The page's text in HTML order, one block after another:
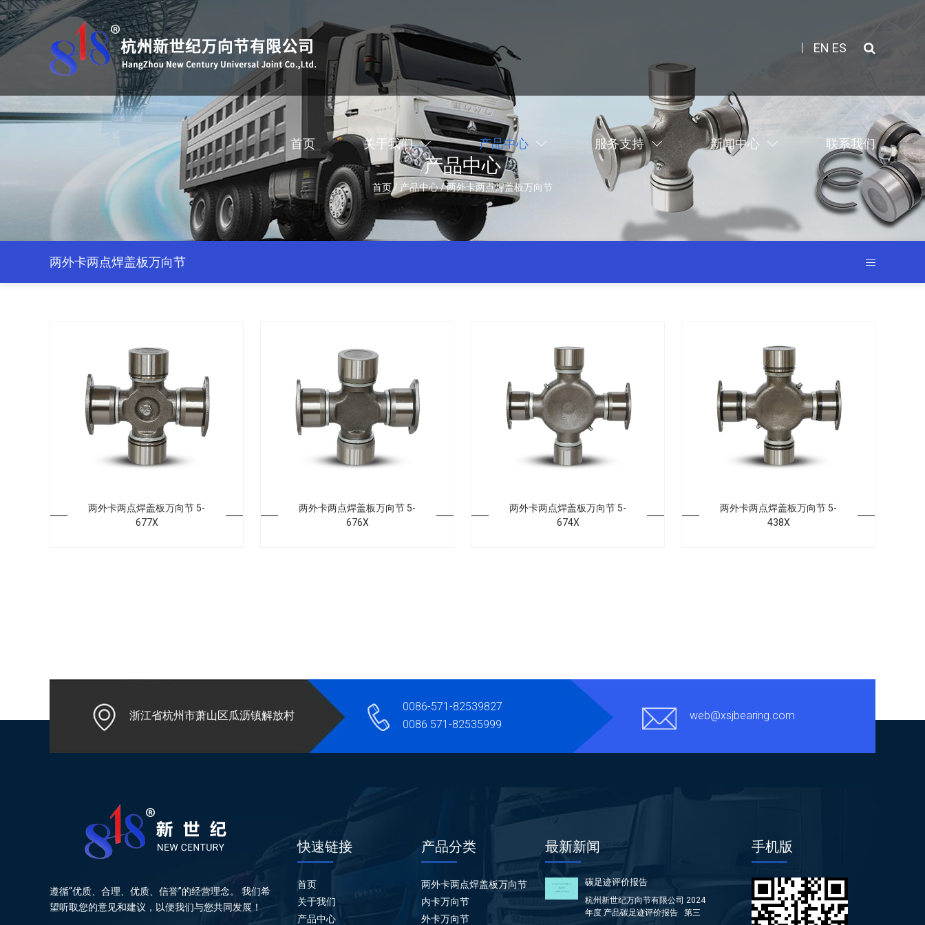
EN ES
首页 关于我们 产品中心 服务支持 新闻中心 联系我们
产品中心
首页/ 产品中心/两外卡两点焊盖板万向节
两外卡两点焊盖板万向节
两外卡两点焊盖板万向节 5-
677X
两外卡两点焊盖板万向节 5-
676X
两外卡两点焊盖板万向节 5-
674X
两外卡两点焊盖板万向节 5-
438X
浙江省杭州市萧山区瓜沥镇解放村
0086-571-82539827
0086 571-82535999
web@xsjbearing.com
遵循“优质、合理、优质、信誉”的经营理念。 我们希
望听取您的意见和建议，以便我们与您共同发展！
快速链接
首页
关于我们
产品中心
产品分类
两外卡两点焊盖板万向节
内卡万向节
外卡万向节
最新新闻
碳足迹评价报告
杭州新世纪万向节有限公司 2024
年度 产品碳足迹评价报告 第三
手机版